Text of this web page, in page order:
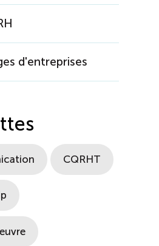
d'entreprises
CQRHT